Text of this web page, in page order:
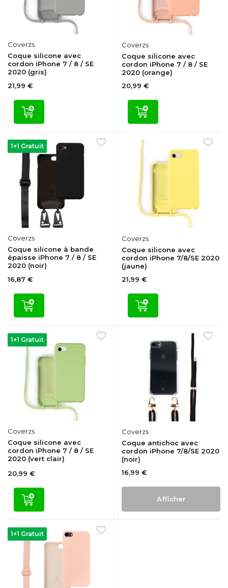
Coverzs
Coque silicone avec
cordon iPhone 7 / 8 / SE
2020 (gris)
21,99 €
Coverzs
Coque silicone avec
cordon iPhone 7 / 8 / SE
2020 (orange)
20,99 €
1+1 Gratuit
Coverzs
Coque silicone à bande
épaisse iPhone 7 / 8 / SE
2020 (noir)
16,87 €
Coverzs
Coque silicone avec
cordon iPhone 7/8/SE 2020
(jaune)
21,99 €
1+1 Gratuit
Coverzs
Coque silicone avec
cordon iPhone 7 / 8 / SE
2020 (vert clair)
20,99 €
Coverzs
Coque antichoc avec
cordon iPhone 7/8/SE 2020
(noir)
16,99 €
Afficher
1+1 Gratuit